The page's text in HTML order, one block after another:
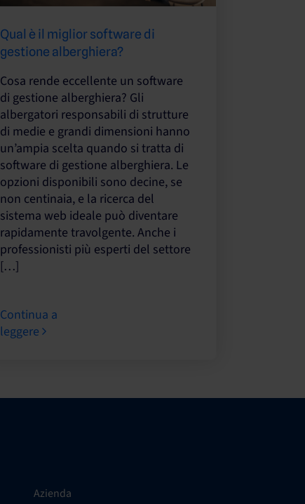
Qual è il miglior software di
gestione alberghiera?
Cosa rende eccellente un software
di gestione alberghiera? Gli
albergatori responsabili di strutture
di medie e grandi dimensioni hanno
un’ampia scelta quando si tratta di
software di gestione alberghiera. Le
opzioni disponibili sono decine, se
non centinaia, e la ricerca del
sistema web ideale può diventare
rapidamente travolgente. Anche i
professionisti più esperti del settore
[…]
Continua a
leggere
Azienda